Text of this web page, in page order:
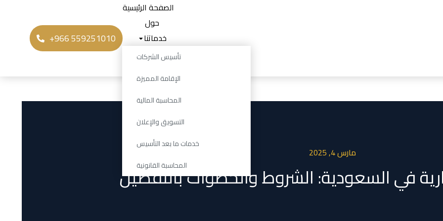
الصفحة الرئيسية
حول
خدماتنا
تأسيس الشركات
الإقامة المميزة
المحاسبة المالية
التسويق والإعلان
خدمات ما بعد التأسيس
المحاسبة القانونية
المدونة
+966 559251010
مارس 4, 2025
في السعودية: الشروط والخطوات بالتفصيل